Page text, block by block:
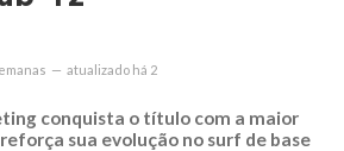
— atualizado há 2
conquista o título com a maior
sua evolução no surf de base